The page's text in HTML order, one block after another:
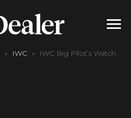
IWC
IWC Big Pilot’s Watch